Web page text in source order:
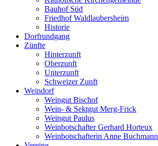
Bauhof Süd
Friedhof Waldlaubersheim
Historie
Dorfrundgang
Zünfte
Hinterzunft
Oberzunft
Unterzunft
Schweizer Zunft
Weindorf
Weingut Bischof
Wein- & Sektgut Merg-Frick
Weingut Paulus
Weinbotschafter Gerhard Horteux
Weinbotschafterin Anne Buchmann